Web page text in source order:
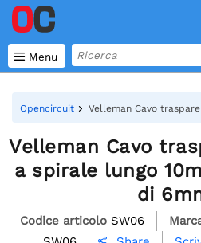
 Menu
Opencircuit Velleman Cavo
Velleman Cavo
a spirale lungo
di
Codice articolo SW06